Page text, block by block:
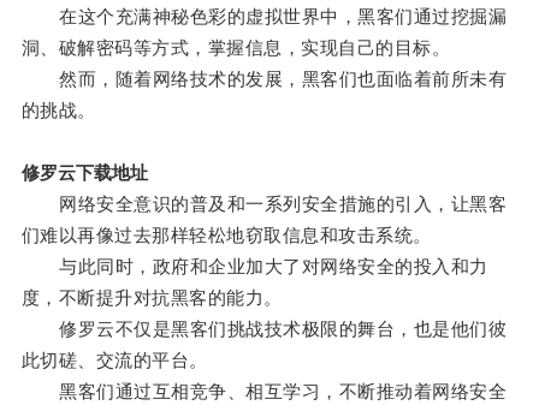
在这个充满神秘色彩的虚拟世界中，黑客们通过挖掘漏
洞、破解密码等方式，掌握信息，实现自己的目标。
然而，随着网络技术的发展，黑客们也面临着前所未有
的挑战。
修罗云下载地址
网络安全意识的普及和一系列安全措施的引入，让黑客
们难以再像过去那样轻松地窃取信息和攻击系统。
与此同时，政府和企业加大了对网络安全的投入和力
度，不断提升对抗黑客的能力。
修罗云不仅是黑客们挑战技术极限的舞台，也是他们彼
此切磋、交流的平台。
黑客们通过互相竞争、相互学习，不断推动着网络安全